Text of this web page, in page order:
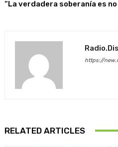
“La verdadera soberanía es
https://
RELATED ARTICLES